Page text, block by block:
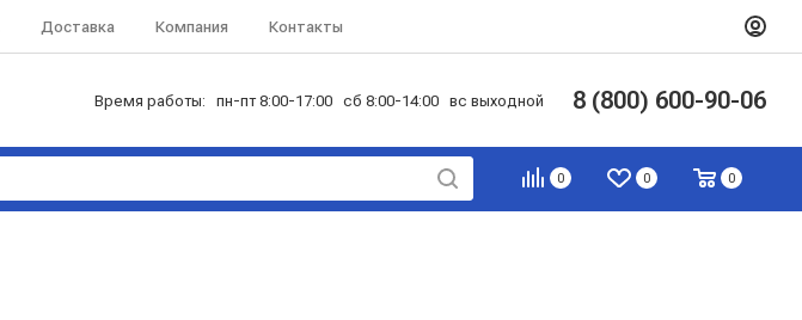
Доставка Компания Контакты
Время работы: пн-пт 8:00-17:00 сб 8:00-14:00 вс выходной 8 (800) 600-90-06
0 0 0